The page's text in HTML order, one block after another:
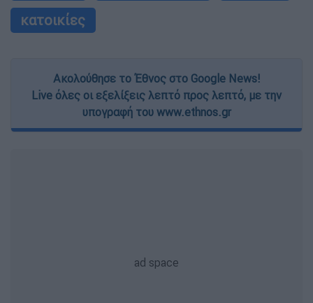
κατοικίες
Ακολούθησε το Έθνος στο Google News!
Live όλες οι εξελίξεις λεπτό προς λεπτό, με την
υπογραφή του www.ethnos.gr